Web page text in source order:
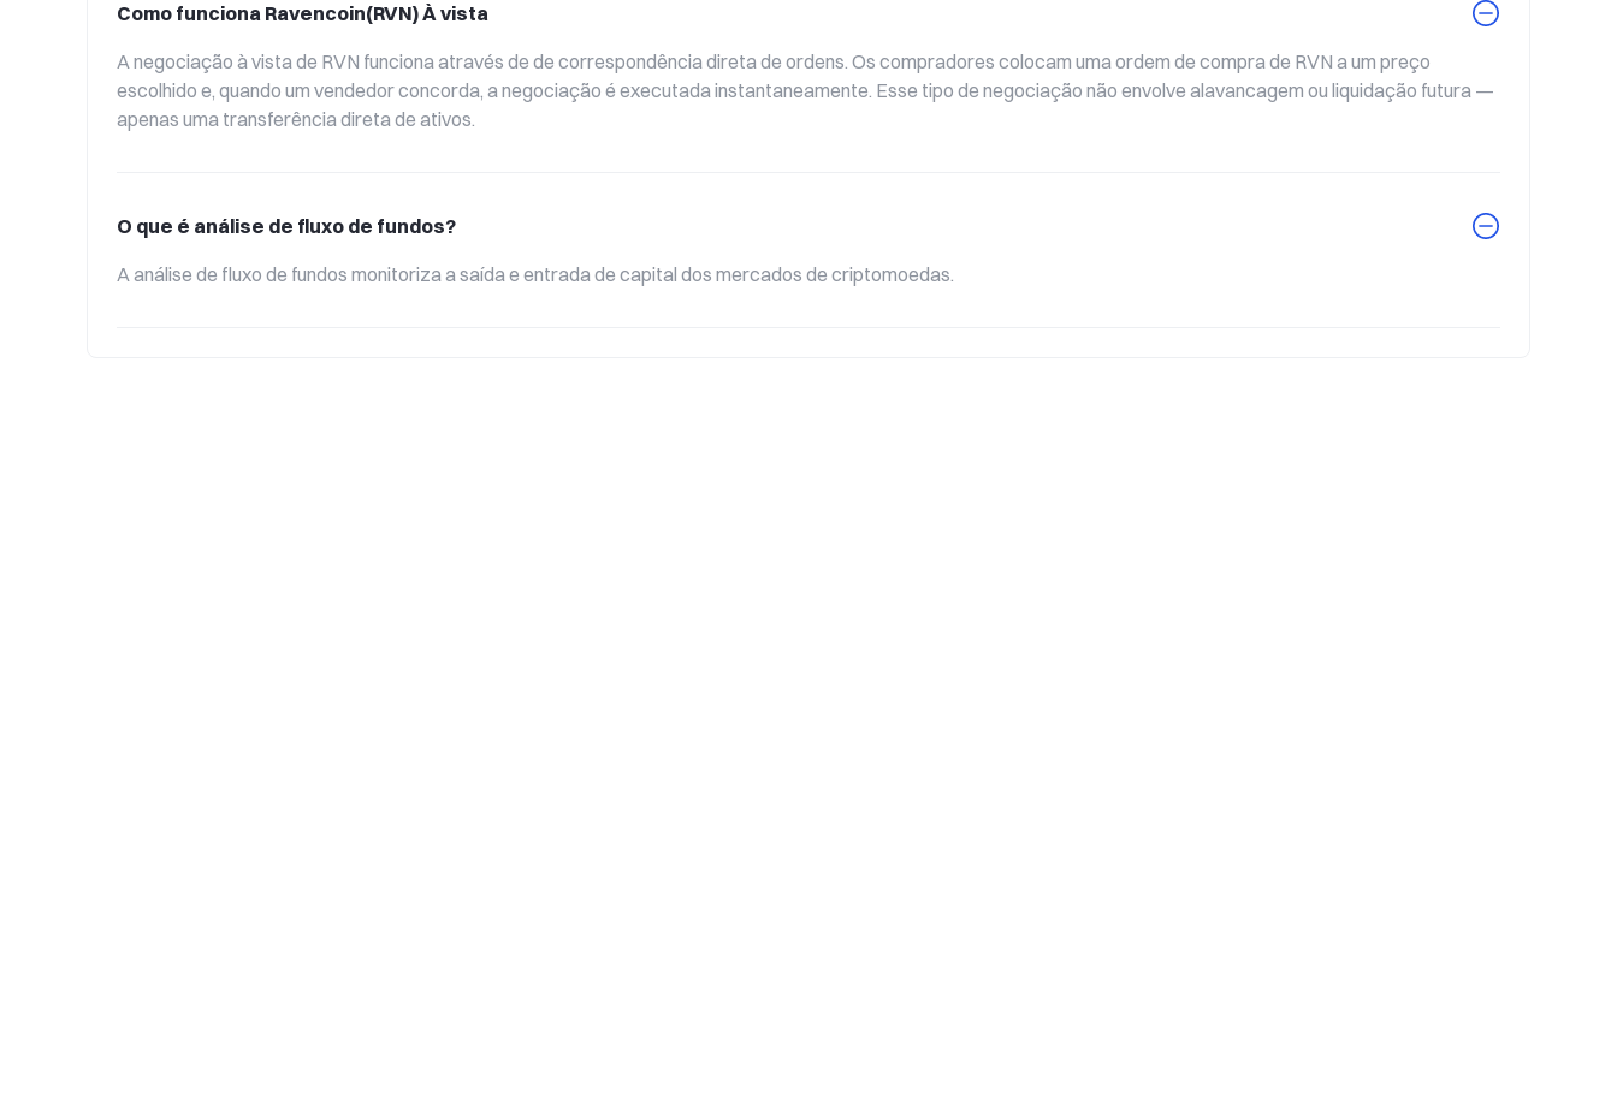
Como funciona Ravencoin(RVN) À vista
A negociação à vista de RVN funciona através de de correspondência direta de ordens. Os compradores colocam uma ordem de compra de RVN a um preço
escolhido e, quando um vendedor concorda, a negociação é executada instantaneamente. Esse tipo de negociação não envolve alavancagem ou liquidação futura —
apenas uma transferência direta de ativos.
O que é análise de fluxo de fundos?
A análise de fluxo de fundos monitoriza a saída e entrada de capital dos mercados de criptomoedas.